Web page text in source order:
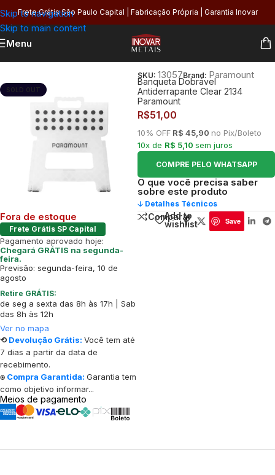
Skip to navigation
Skip to main content
Frete Grátis São Paulo Capital | Fabricação Própria | Garantia Inovar
Menu
SOLD OUT
Fora de estoque
Frete Grátis SP Capital
Pagamento aprovado hoje:
Chegará GRÁTIS na segunda-
feira.
Previsão: segunda-feira, 10 de
agosto
Retire GRÁTIS:
de seg a sexta das 8h às 17h | Sab
das 8h às 12h
Ver no mapa
⟲ Devolução Grátis: Você tem até
7 dias a partir da data de
recebimento.
⍟ Compra Garantida: Garantia tem
como objetivo informar...
Meios de pagamento
SKU: 13057Brand: Paramount
Banqueta Dobrável
Antiderrapante Clear 2134
Paramount
R$51,00
10% OFF R$ 45,90 no Pix/Boleto
10x de R$ 5,10 sem juros
COMPRE PELO WHATSAPP
O que você precisa saber
sobre este produto
🡣 Detalhes Técnicos
Comparar
Add to
wishlist
Save